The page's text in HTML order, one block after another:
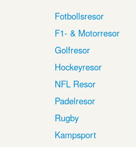
Fotbollsresor
F1- & Motorresor
Golfresor
Hockeyresor
NFL Resor
Padelresor
Rugby
Kampsport